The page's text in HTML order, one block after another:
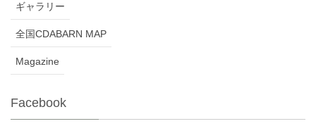
ギャラリー
全国CDABARN MAP
Magazine
Facebook